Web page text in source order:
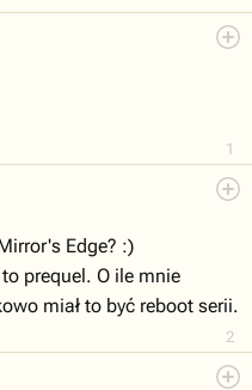
1
2
Edge? :)
prequel. O ile mnie
miał to być reboot serii.